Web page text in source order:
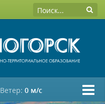
Ветер: 0 м/c